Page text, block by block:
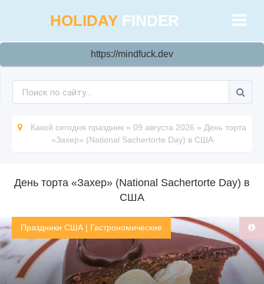
HOLIDAY FINDER
https://mindfuck.dev
Какой сегодня праздник » 09 августа 2026 » День торта
«Захер» (National Sachertorte Day) в США
День торта «Захер» (National Sachertorte Day) в
США
Праздники США | Гастрономические